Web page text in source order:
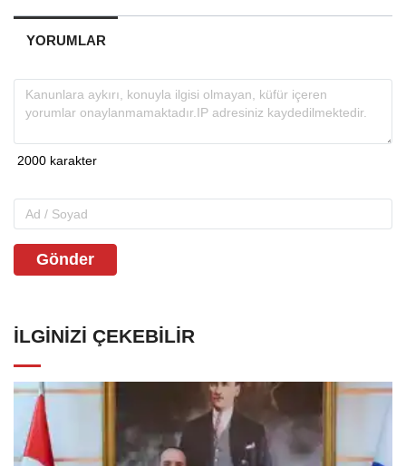
YORUMLAR
Gönder
İLGINIZI ÇEKEBILIR